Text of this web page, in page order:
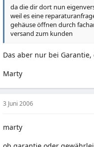
da die dir dort nun
weil es eine
gehäuse öffnen durch
versand zum kunden
Das aber nur bei
Marty
3 Juni 2006
marty